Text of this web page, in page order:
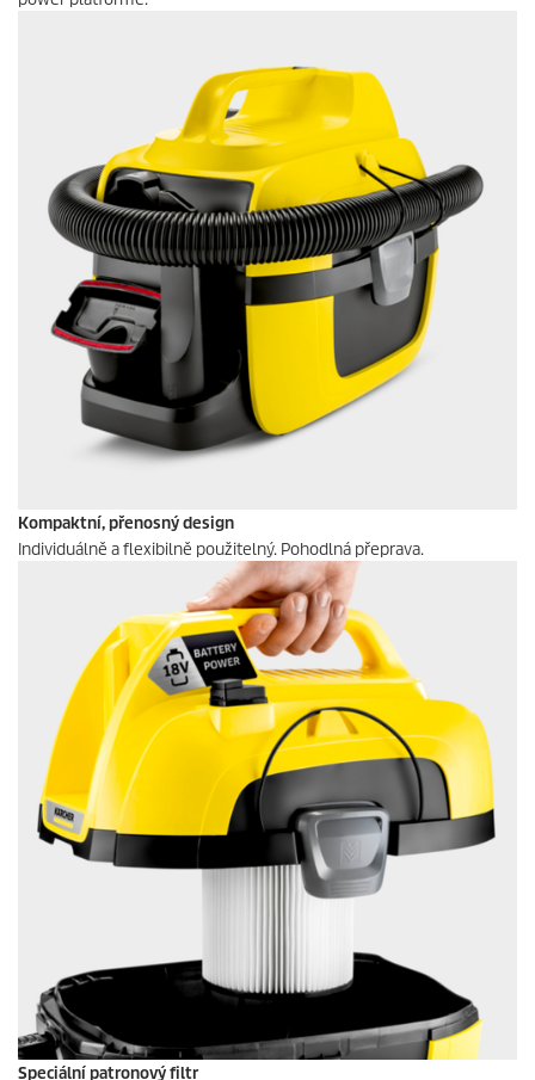
Kompaktní, přenosný design
Individuálně a flexibilně použitelný. Pohodlná přeprava.
Speciální patronový filtr